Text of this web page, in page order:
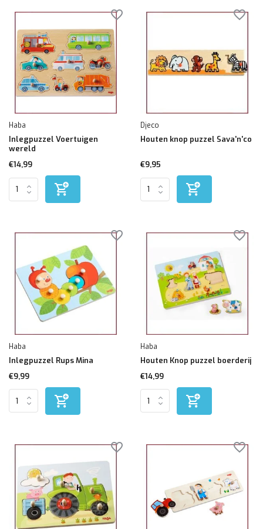
Haba
Inlegpuzzel Voertuigen
wereld
€14,99
Djeco
Houten knop puzzel Sava'n'co
€9,95
Haba
Inlegpuzzel Rups Mina
€9,99
Haba
Houten Knop puzzel boerderij
€14,99